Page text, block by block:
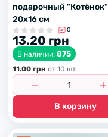
подарочный "Котёнок"
20х16 см
0
13.20 грн
В наличии: 875
11.00 грн от 10 шт
В корзину